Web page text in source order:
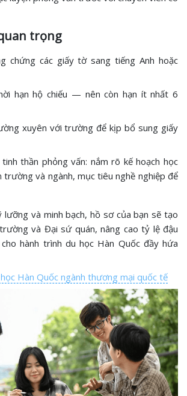
trọng
chứng các giấy tờ sang tiếng Anh hoặc
hạn hộ chiếu — nên còn hạn ít nhất 6
xuyên với trường để kịp bổ sung giấy
thần phỏng vấn: nắm rõ kế hoạch học
trường và ngành, mục tiêu nghề nghiệp để
lưỡng và minh bạch, hồ sơ của bạn sẽ tạo
và Đại sứ quán, nâng cao tỷ lệ đậu
hành trình du học Hàn Quốc đầy hứa
Hàn Quốc ngành thương mại quốc tế